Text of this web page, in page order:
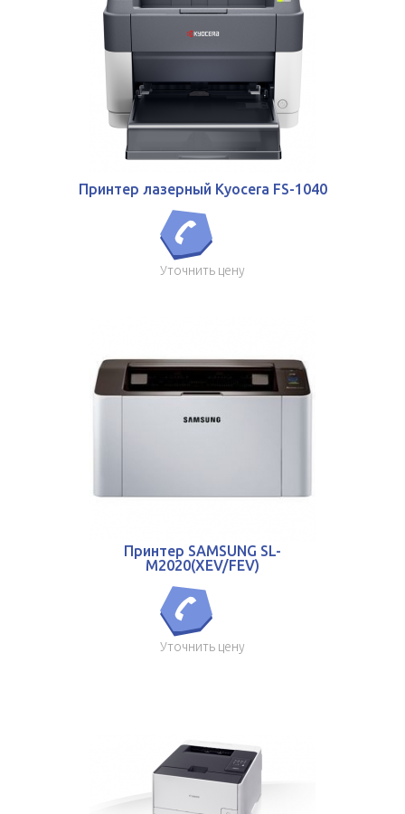
Принтер лазерный Kyocera FS-1040
Уточнить цену
Принтер SAMSUNG SL-
M2020(XEV/FEV)
Уточнить цену